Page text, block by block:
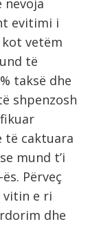
evitimi i
kot vetëm
të
taksë dhe
shpenzosh
të caktuara
mund t’i
Përveç
vitin e ri
dhe